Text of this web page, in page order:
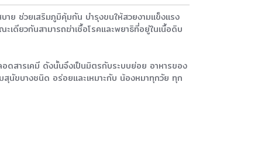
าย ช่วยเสริมภูมิคุ้มกัน บำรุงขนให้สวยงามแข็งแรง
ดียวกันสามารถฆ่าเชื้อโรคและพยาธิที่อยู่ในเนื้อดิบ
สารเคมี ดังนั้นจึงเป็นมิตรกับระบบย่อย อาหารของ
สุนัขบางชนิด อร่อยและเหมาะกับ น้องหมาทุกวัย ทุก